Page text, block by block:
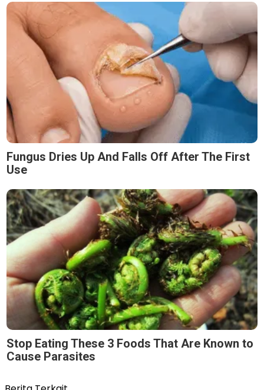
Fungus Dries Up And Falls Off After The First
Use
Stop Eating These 3 Foods That Are Known to
Cause Parasites